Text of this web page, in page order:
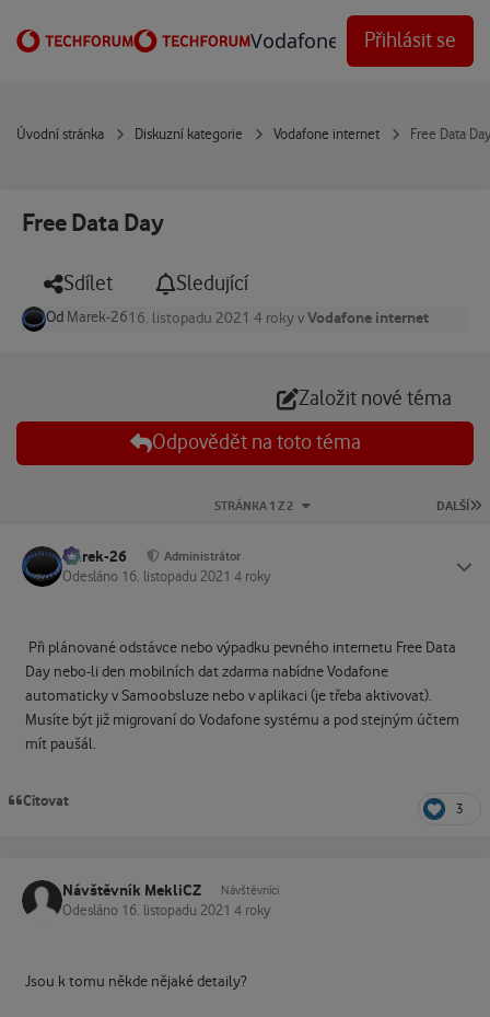
Vodafone Techforum
Přihlásit se
Úvodní stránka Diskuzní kategorie Vodafone internet Free Data
Free Data Day
Sdílet Sledující
Od Marek-2616. listopadu 2021 4 rokyvVodafone internet
Založit nové téma
Odpovědět na toto téma
DALŠÍ
STRÁNKA 1 Z 2
Marek-26 Administrátor
Odesláno 16. listopadu 2021 4 roky
Při plánované odstávce nebo výpadku pevného internetu Free Data
Day nebo-li den mobilních dat zdarma nabídne Vodafone
automaticky v Samoobsluze nebo v aplikaci (je třeba aktivovat).
Musíte být již migrovaní do Vodafone systému a pod stejným účtem
mít paušál.
Citovat 3
Návštěvník MekliCZ Návštěvníci
Odesláno 16. listopadu 2021 4 roky
Jsou k tomu někde nějaké detaily?